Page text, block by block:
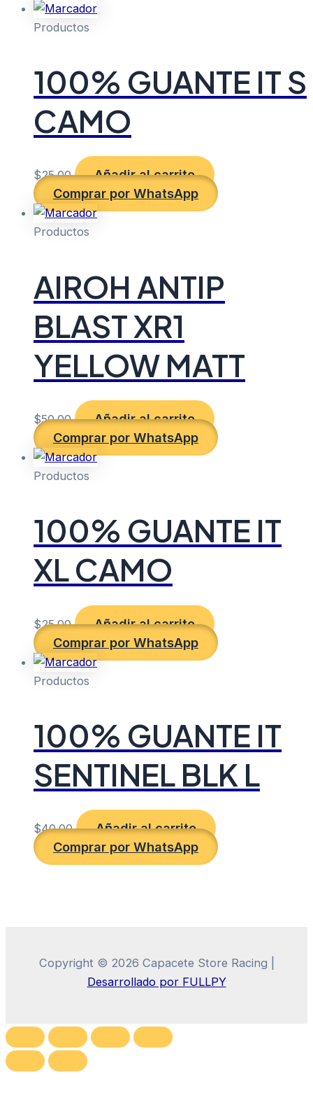
Productos
100% GUANTE IT S
CAMO
$25.00
Añadir al carrito
Comprar por WhatsApp
Productos
AIROH ANTIP
BLAST XR1
YELLOW MATT
$50.00
Añadir al carrito
Comprar por WhatsApp
Productos
100% GUANTE IT
XL CAMO
$25.00
Añadir al carrito
Comprar por WhatsApp
Productos
100% GUANTE IT
SENTINEL BLK L
$40.00
Añadir al carrito
Comprar por WhatsApp
Copyright © 2026 Capacete Store Racing |
Desarrollado por FULLPY